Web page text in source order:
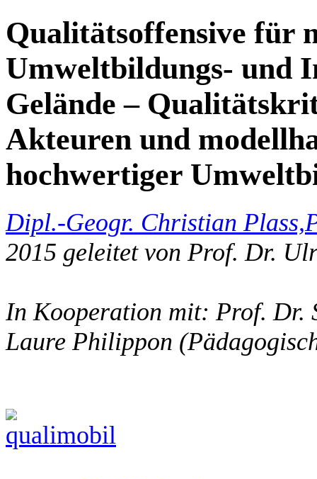
Qualitätsoffensive für
Umweltbildungs- und
Gelände –
Akteuren und
hochwertiger
Dipl.-Geogr. Christian Plass,
2015 geleitet von Prof. Dr.
In Kooperation mit: Prof. Dr.
Laure Philippon